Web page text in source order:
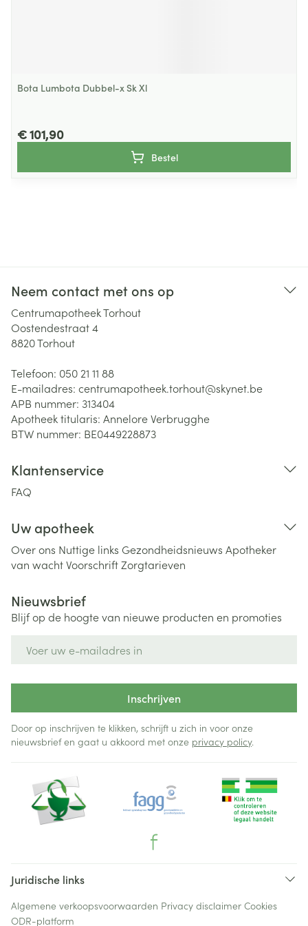
Bota Lumbota Dubbel-x Sk Xl
€ 101,90
Bestel
Neem contact met ons op
Centrumapotheek Torhout
Oostendestraat 4
8820Torhout
Telefoon: 050 21 11 88
E-mailadres: centrumapotheek.torhout@skynet.be
APB nummer: 313404
Apotheek titularis: Annelore Verbrugghe
BTW nummer: BE0449228873
Klantenservice
FAQ
Uw apotheek
Over ons Nuttige links Gezondheidsnieuws Apotheker
van wachtVoorschriftZorgtarieven
Nieuwsbrief
Blijf op de hoogte van nieuwe producten en promoties
Inschrijven
Door op inschrijven te klikken, schrijft u zich in voor onze
nieuwsbrief en gaat u akkoord met onze privacy policy.
Juridische links
Algemene verkoopsvoorwaarden Privacy disclaimer Cookies
ODR-platform